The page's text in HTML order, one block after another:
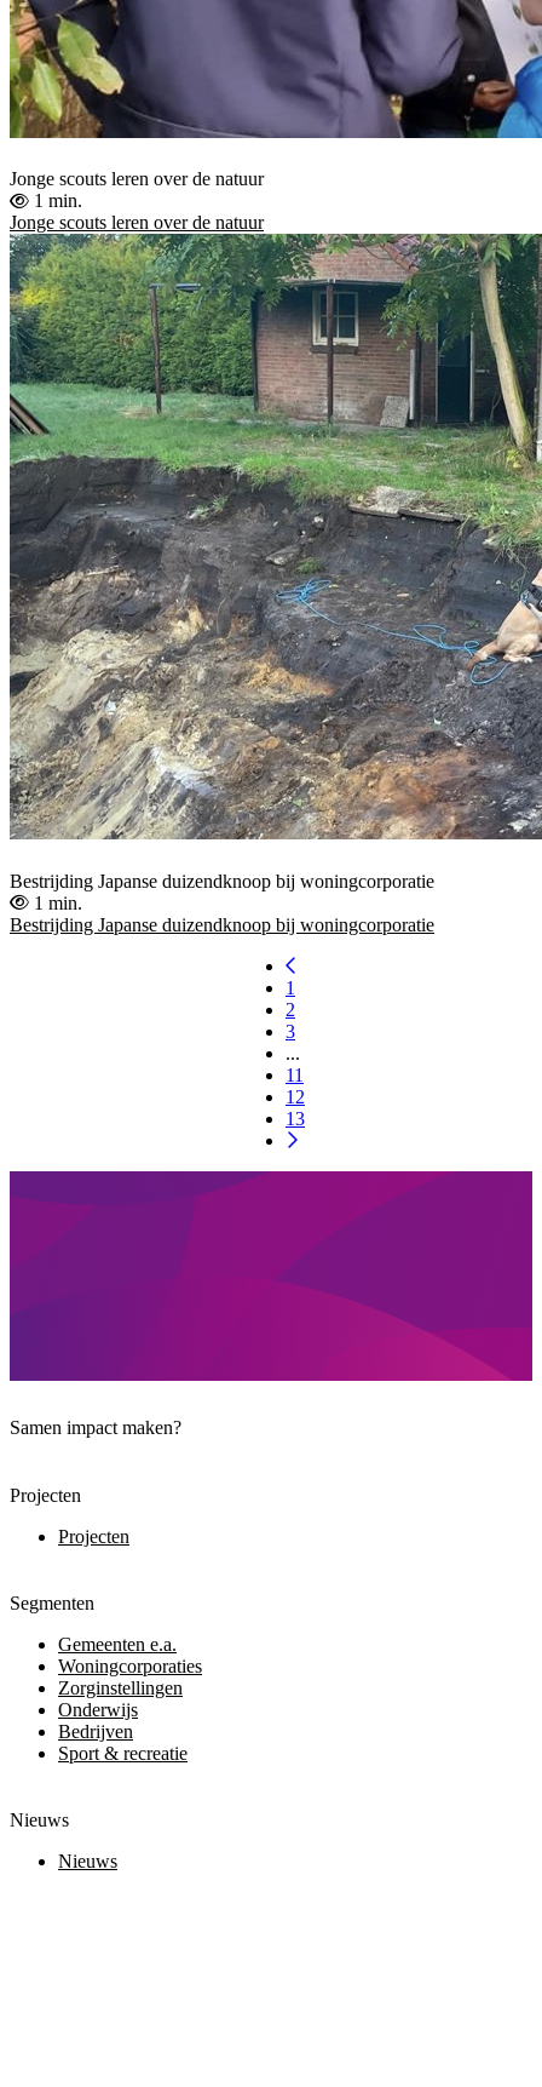
Jonge scouts leren over de natuur
1 min.
Jonge scouts leren over de natuur
Bestrijding Japanse duizendknoop bij woningcorporatie
1 min.
Bestrijding Japanse duizendknoop bij woningcorporatie
1
2
3
...
11
12
13
Samen impact maken?
Projecten
Projecten
Segmenten
Gemeenten e.a.
Woningcorporaties
Zorginstellingen
Onderwijs
Bedrijven
Sport & recreatie
Nieuws
Nieuws